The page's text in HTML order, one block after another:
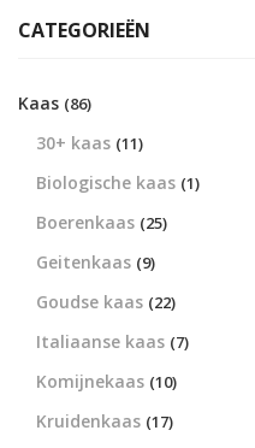
CATEGORIEËN
Kaas (86)
30+ kaas (11)
Biologische kaas (1)
Boerenkaas (25)
Geitenkaas (9)
Goudse kaas (22)
Italiaanse kaas (7)
Komijnekaas (10)
Kruidenkaas (17)